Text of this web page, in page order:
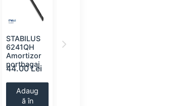
STABILUS
6241QH
Amortizor
portbagaj
44.00 Lei
Adaug
ă în